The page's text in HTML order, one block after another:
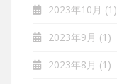
2023年10月 (1)
2023年9月 (1)
2023年8月 (1)